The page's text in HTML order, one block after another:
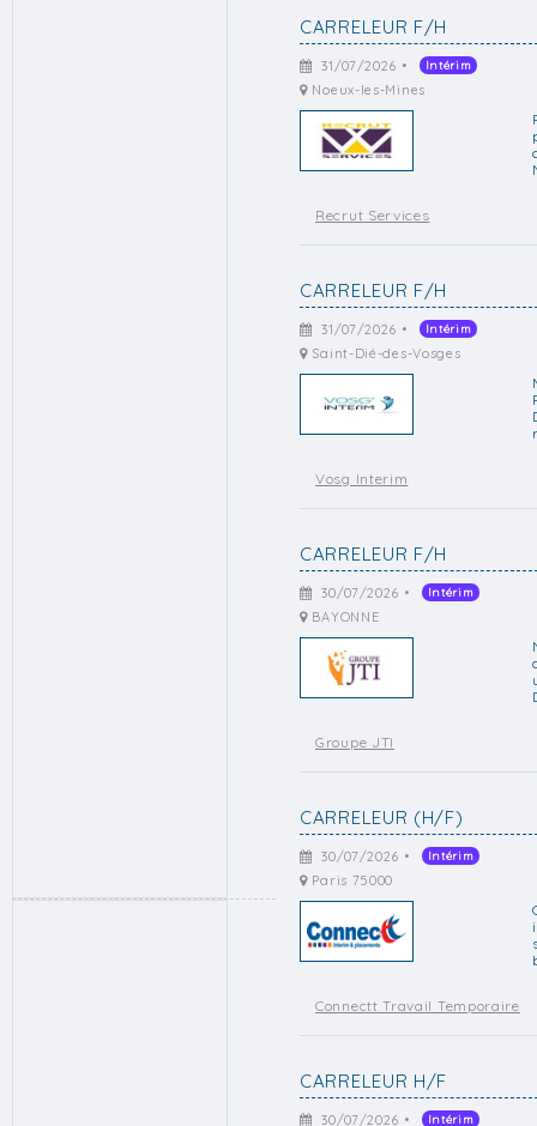
CARRELEUR F/H
31/07/2026 • Intérim
Noeux-les-Mines
Recrut Services
CARRELEUR F/H
31/07/2026 • Intérim
Saint-Dié-des-Vosges
Vosg Interim
CARRELEUR F/H
30/07/2026 • Intérim
BAYONNE
Groupe JTI
CARRELEUR (H/F)
30/07/2026 • Intérim
Paris 75000
Connectt Travail Temporaire
CARRELEUR H/F
30/07/2026 • Intérim